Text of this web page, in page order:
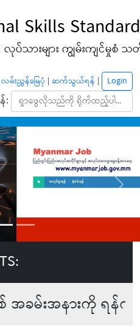
Skills
ပ်သားများ ကျွမ်းကျင်မှုစံ သ
လမ်းညွှန်မြေပုံ | ဆက်သွယ်ရန် | Login
:
Next
ကို ရန်ကုန်တိုင်းဒေ